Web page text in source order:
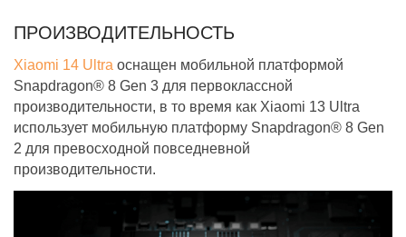
ПРОИЗВОДИТЕЛЬНОСТЬ
Xiaomi 14 Ultra оснащен мобильной платформой
Snapdragon® 8 Gen 3 для первоклассной
производительности, в то время как Xiaomi 13 Ultra
использует мобильную платформу Snapdragon® 8 Gen
2 для превосходной повседневной
производительности.